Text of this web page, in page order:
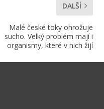
DALŠÍ
Malé české toky ohrožuje
sucho. Velký problém mají i
organismy, které v nich žijí